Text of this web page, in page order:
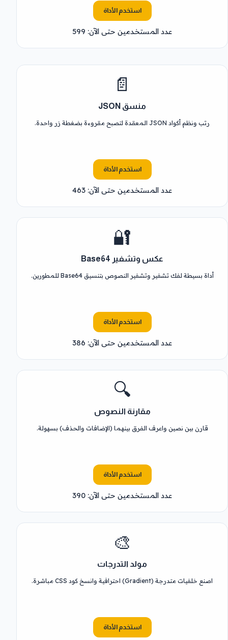
استخدم الأداة
عدد المستخدمين حتى الآن: 599
📄
منسق JSON
رتب ونظم أكواد JSON المعقدة لتصبح مقروءة بضغطة زر واحدة.
استخدم الأداة
عدد المستخدمين حتى الآن: 463
🔐
عكس وتشفير Base64
أداة بسيطة لفك تشفير وتشفير النصوص بتنسيق Base64 للمطورين.
استخدم الأداة
عدد المستخدمين حتى الآن: 386
🔍
مقارنة النصوص
قارن بين نصين واعرف الفرق بينهما (الإضافات والحذف) بسهولة.
استخدم الأداة
عدد المستخدمين حتى الآن: 390
🎨
مولد التدرجات
اصنع خلفيات متدرجة (Gradient) احترافية وانسخ كود CSS مباشرة.
استخدم الأداة